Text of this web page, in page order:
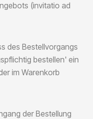
(invitatio ad
des Bestellvorgangs
bestellen' ein
im Warenkorb
der Bestellung